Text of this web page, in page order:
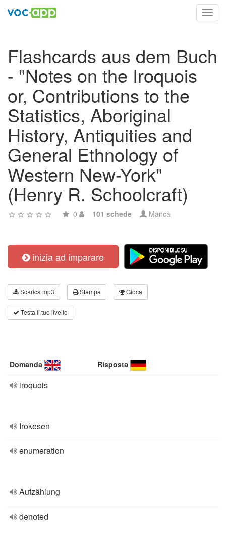
Flashcards aus dem Buch
- "Notes on the Iroquois
or, Contributions to the
Statistics, Aboriginal
History, Antiquities and
General Ethnology of
Western New-York"
(Henry R. Schoolcraft)
0 101 schede Manca
inizia ad imparare
Scarica mp3 Stampa Gioca
Testa il tuo livello
Domanda Risposta
iroquois
Irokesen
enumeration
Aufzählung
denoted